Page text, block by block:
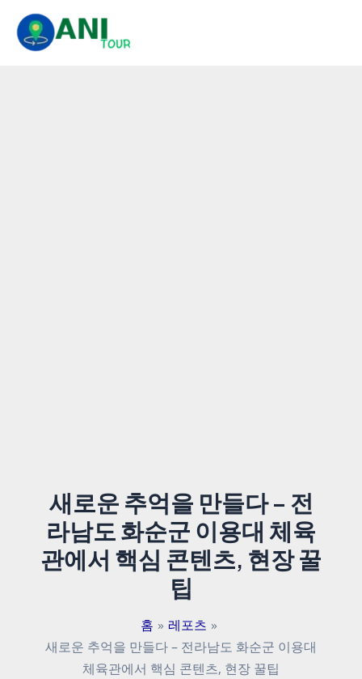
새로운 추억을 만들다 – 전
라남도 화순군 이용대 체육
관에서 핵심 콘텐츠, 현장 꿀
팁
홈
레포츠
새로운 추억을 만들다 – 전라남도 화순군 이용대
체육관에서 핵심 콘텐츠, 현장 꿀팁